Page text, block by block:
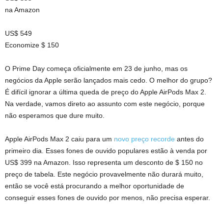
na Amazon
US$ 549
Economize $ 150
O Prime Day começa oficialmente em 23 de junho, mas os
negócios da Apple serão lançados mais cedo. O melhor do grupo?
É difícil ignorar a última queda de preço do Apple AirPods Max 2.
Na verdade, vamos direto ao assunto com este negócio, porque
não esperamos que dure muito.
Apple AirPods Max 2 caiu para um novo preço recorde antes do
primeiro dia. Esses fones de ouvido populares estão à venda por
US$ 399 na Amazon. Isso representa um desconto de $ 150 no
preço de tabela. Este negócio provavelmente não durará muito,
então se você está procurando a melhor oportunidade de
conseguir esses fones de ouvido por menos, não precisa esperar.